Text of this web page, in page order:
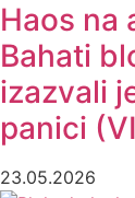
Haos na
Bahati
izazvali
panici
23.05.2026